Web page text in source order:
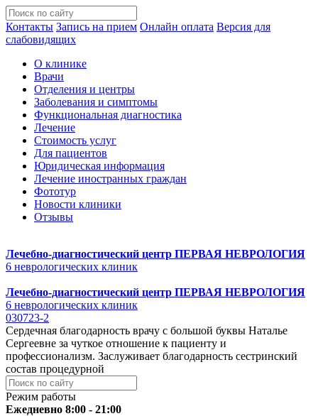
Контакты Запись на прием Онлайн оплата Версия для
слабовидящих
О клинике
Врачи
Отделения и центры
Заболевания и симптомы
Функциональная диагностика
Лечение
Стоимость услуг
Для пациентов
Юридическая информация
Лечение иностранных граждан
Фототур
Новости клиники
Отзывы
Лечебно-диагностический центр ПЕРВАЯ НЕВРОЛОГИЯ
6 неврологических клиник
Лечебно-диагностический центр ПЕРВАЯ НЕВРОЛОГИЯ
6 неврологических клиник
030723-2
Сердечная благодарность врачу с большой буквы Наталье
Сергеевне за чуткое отношение к пациенту и
профессионализм. Заслуживает благодарность сестринский
состав процедурной
Режим работы
Ежедневно 8:00 - 21:00